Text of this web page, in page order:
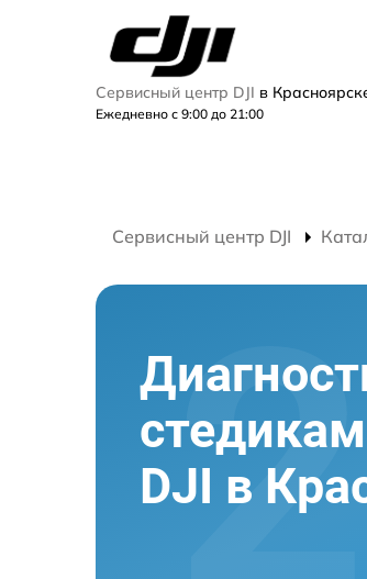
Сервисный центр DJI в
Ежедневно с 9:00 до 21:00
Сервисный центр DJI
DJI в